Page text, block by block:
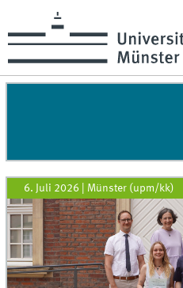
6. Juli 2026 Münster (upm/kk)